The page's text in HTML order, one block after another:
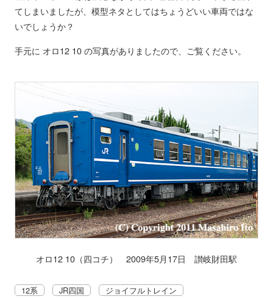
てしまいましたが、模型ネタとしてはちょうどいい車両ではな
いでしょうか？
手元に オロ12 10 の写真がありましたので、ご覧ください。
オロ12 10（四コチ） 2009年5月17日 讃岐財田駅
12系 JR四国 ジョイフルトレイン